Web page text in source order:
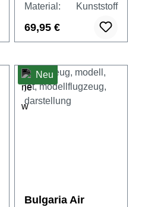
Material:
Kunststoff
69,95 €
Neu
Bulgaria Air